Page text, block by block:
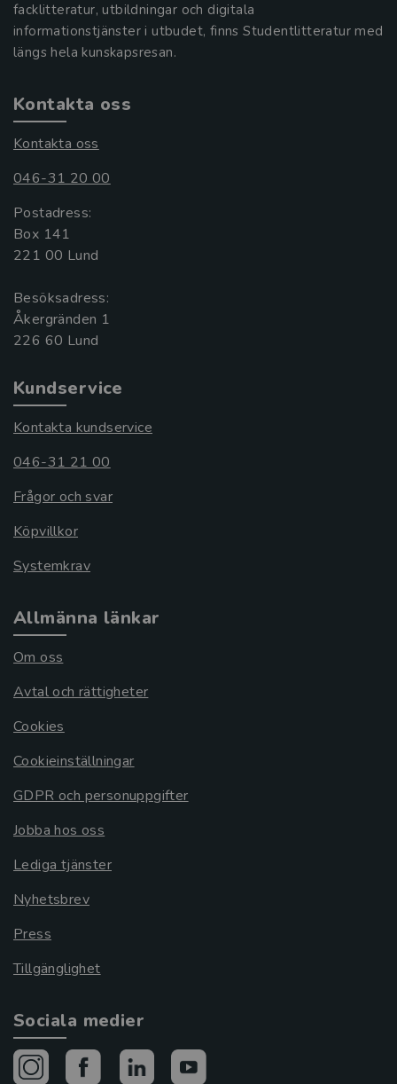
facklitteratur, utbildningar och digitala
informationstjänster i utbudet, finns Studentlitteratur med
längs hela kunskapsresan.
Kontakta oss
Kontakta oss
046-31 20 00
Postadress:
Box 141
221 00 Lund
Besöksadress:
Åkergränden 1
Kundservice
Kontakta kundservice
046-31 21 00
Frågor och svar
Köpvillkor
Systemkrav
Allmänna länkar
Om oss
Avtal och rättigheter
Cookies
Cookieinställningar
GDPR och personuppgifter
Jobba hos oss
Lediga tjänster
Nyhetsbrev
Press
Tillgänglighet
Sociala medier